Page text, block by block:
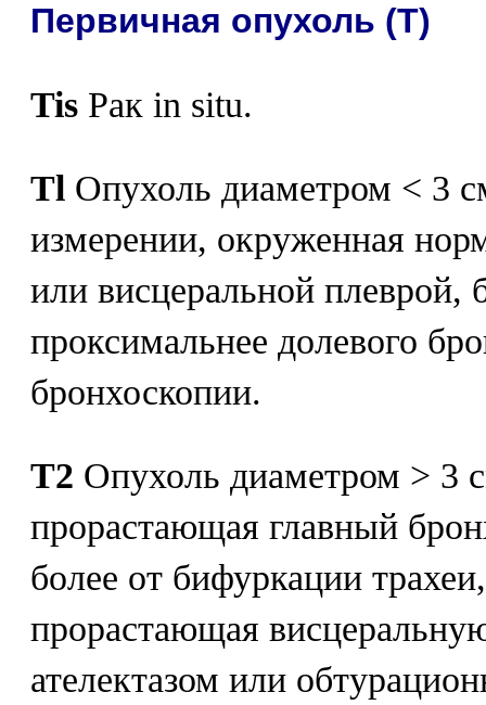
Первичная опухоль (Т)
Tis Рак in situ.
Tl Опухоль диаметром < 3
измерении, окруженная
или висцеральной плеврой,
проксимальнее долевого
бронхоскопии.
Т2 Опухоль диаметром > 3
прорастающая главный
более от бифуркации
прорастающая
ателектазом или